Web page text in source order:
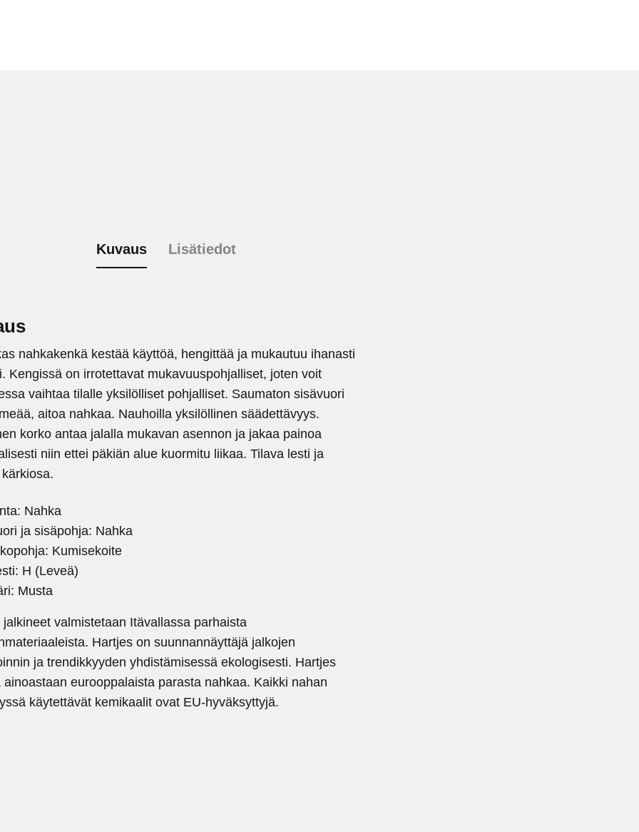
Kuvaus Lisätiedot
nahkakenkä kestää käyttöä, hengittää ja mukautuu ihanasti
Kengissä on irrotettavat mukavuuspohjalliset, joten voit
vaihtaa tilalle yksilölliset pohjalliset. Saumaton sisävuori
aitoa nahkaa. Nauhoilla yksilöllinen säädettävyys.
korko antaa jalalla mukavan asennon ja jakaa painoa
niin ettei päkiän alue kuormitu liikaa. Tilava lesti ja
Nahka
ja sisäpohja: Nahka
Kumisekoite
H (Leveä)
Musta
jalkineet valmistetaan Itävallassa parhaista
Hartjes on suunnannäyttäjä jalkojen
ja trendikkyyden yhdistämisessä ekologisesti. Hartjes
ainoastaan eurooppalaista parasta nahkaa. Kaikki nahan
käytettävät kemikaalit ovat EU-hyväksyttyjä.